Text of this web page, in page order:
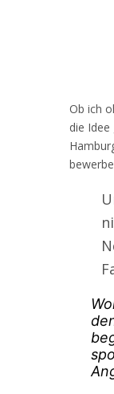
Ob ich
die